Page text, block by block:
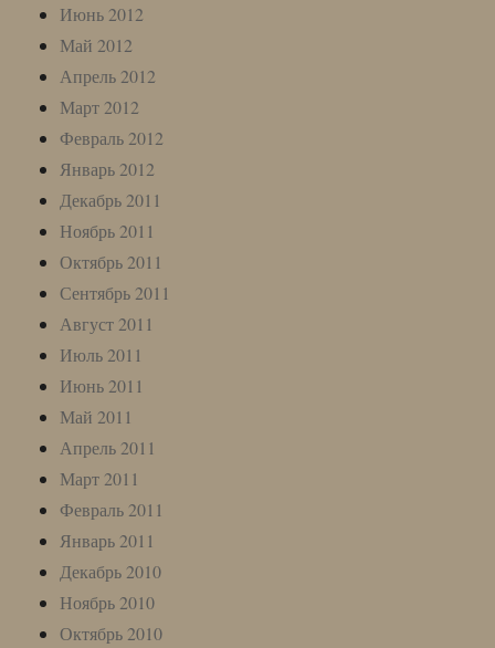
Июнь 2012
Май 2012
Апрель 2012
Март 2012
Февраль 2012
Январь 2012
Декабрь 2011
Ноябрь 2011
Октябрь 2011
Сентябрь 2011
Август 2011
Июль 2011
Июнь 2011
Май 2011
Апрель 2011
Март 2011
Февраль 2011
Январь 2011
Декабрь 2010
Ноябрь 2010
Октябрь 2010